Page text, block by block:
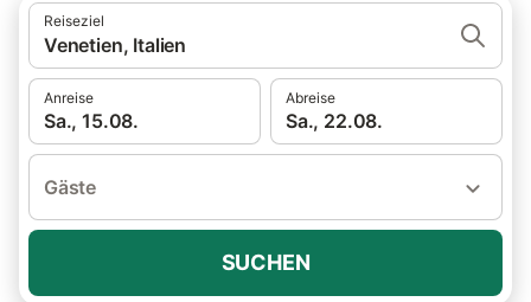
Reiseziel
Venetien, Italien
Anreise
Sa., 15.08.
Abreise
Sa., 22.08.
Gäste
SUCHEN